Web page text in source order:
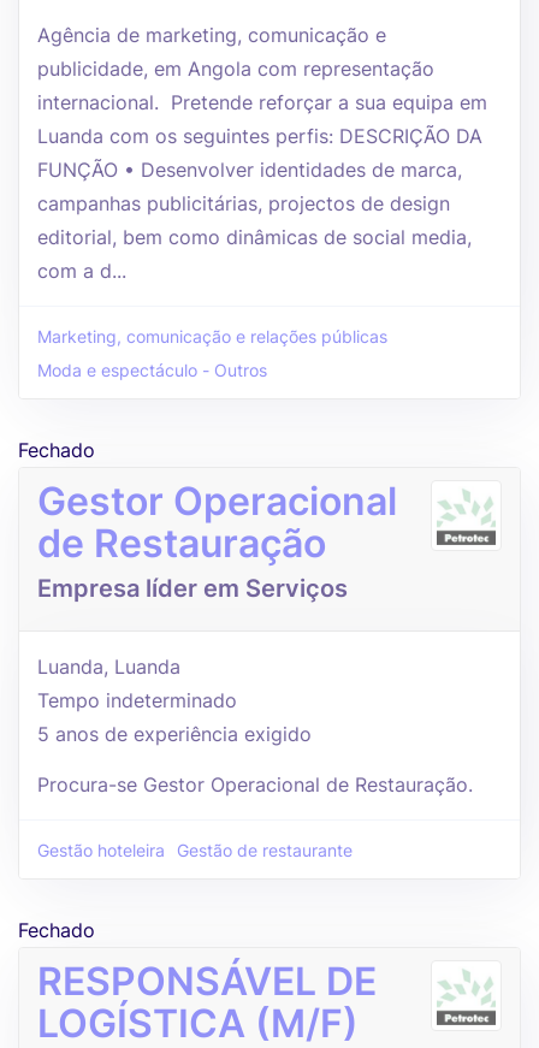
Agência de marketing, comunicação e
publicidade, em Angola com representação
internacional. Pretende reforçar a sua equipa em
Luanda com os seguintes perfis: DESCRIÇÃO DA
FUNÇÃO • Desenvolver identidades de marca,
campanhas publicitárias, projectos de design
editorial, bem como dinâmicas de social media,
com a d...
Marketing, comunicação e relações públicas
Moda e espectáculo - Outros
Fechado
Gestor Operacional
de Restauração
Empresa líder em Serviços
Luanda, Luanda
Tempo indeterminado
5 anos de experiência exigido
Procura-se Gestor Operacional de Restauração.
Gestão hoteleira Gestão de restaurante
Fechado
RESPONSÁVEL DE
LOGÍSTICA (M/F)